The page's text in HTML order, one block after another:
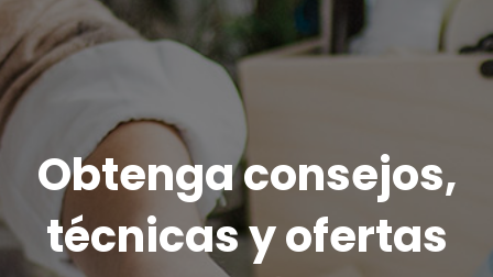
Obtenga consejos,
técnicas y ofertas